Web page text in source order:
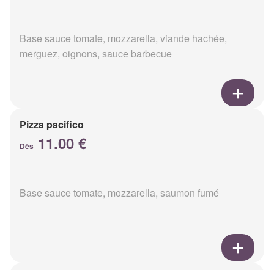
Base sauce tomate, mozzarella, viande hachée,
merguez, oignons, sauce barbecue
Pizza pacifico
Dès 11.00 €
Base sauce tomate, mozzarella, saumon fumé